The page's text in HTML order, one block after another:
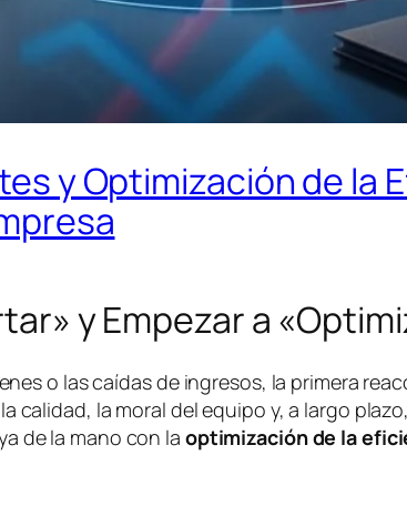
y Optimización de la
y Empezar a
o las caídas de ingresos, la primera
la moral del equipo y, a largo
de la mano con la optimización de la